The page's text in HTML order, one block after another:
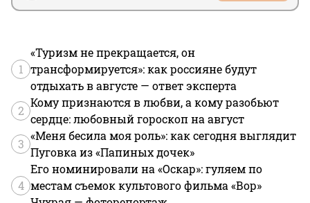
1
«Туризм не прекращается, он
трансформируется»: как россияне будут
отдыхать в августе — ответ эксперта
2
Кому признаются в любви, а кому разобьют
сердце: любовный гороскоп на август
3
«Меня бесила моя роль»: как сегодня выглядит
Пуговка из «Папиных дочек»
4
Его номинировали на «Оскар»: гуляем по
местам съемок культового фильма «Вор»